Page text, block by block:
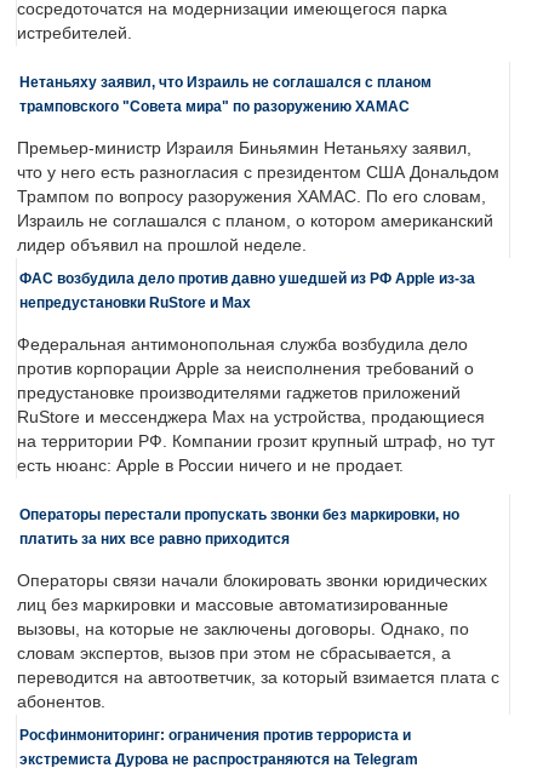
сосредоточатся на модернизации имеющегося парка
истребителей.
Нетаньяху заявил, что Израиль не соглашался с планом
трамповского "Совета мира" по разоружению ХАМАС
Премьер-министр Израиля Биньямин Нетаньяху заявил,
что у него есть разногласия с президентом США Дональдом
Трампом по вопросу разоружения ХАМАС. По его словам,
Израиль не соглашался с планом, о котором американский
лидер объявил на прошлой неделе.
ФАС возбудила дело против давно ушедшей из РФ Apple из-за
непредустановки RuStore и Max
Федеральная антимонопольная служба возбудила дело
против корпорации Apple за неисполнения требований о
предустановке производителями гаджетов приложений
RuStore и мессенджера Max на устройства, продающиеся
на территории РФ. Компании грозит крупный штраф, но тут
есть нюанс: Apple в России ничего и не продает.
Операторы перестали пропускать звонки без маркировки, но
платить за них все равно приходится
Операторы связи начали блокировать звонки юридических
лиц без маркировки и массовые автоматизированные
вызовы, на которые не заключены договоры. Однако, по
словам экспертов, вызов при этом не сбрасывается, а
переводится на автоответчик, за который взимается плата с
абонентов.
Росфинмониторинг: ограничения против террориста и
экстремиста Дурова не распространяются на Telegram